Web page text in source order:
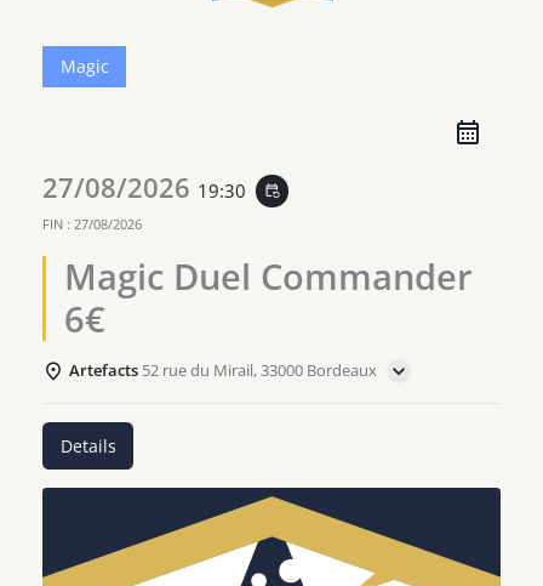
Magic
27/08/2026 19:30 event_repeat
FIN : 27/08/2026
Magic Duel Commander
6€
Artefacts 52 rue du Mirail, 33000 Bordeaux
Details